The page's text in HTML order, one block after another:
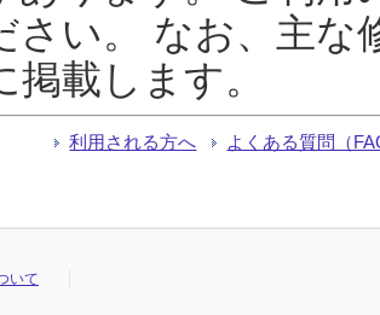
さい。 なお、主な
掲載します。
利用される方へ よくある質問（
いて